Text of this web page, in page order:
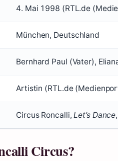
4. Mai 1998 (RTL.de
München, Deutschland
Bernhard Paul (Vater),
Artistin (RTL.de
Circus Roncalli,Let’s Dance
Circus?